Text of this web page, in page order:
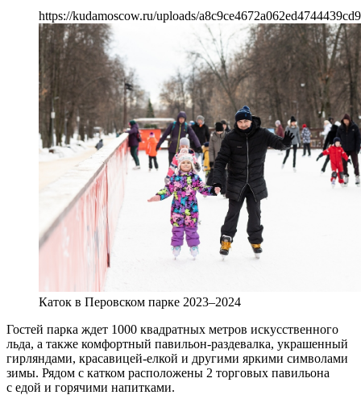
https://kudamoscow.ru/uploads/
Каток в Перовском парке 2023–2024
Гостей парка ждет 1000 квадратных метров искусственного
льда, а также комфортный павильон-раздевалка, украшенный
гирляндами, красавицей-елкой и другими яркими символами
зимы. Рядом с катком расположены 2 торговых павильона
с едой и горячими напитками.